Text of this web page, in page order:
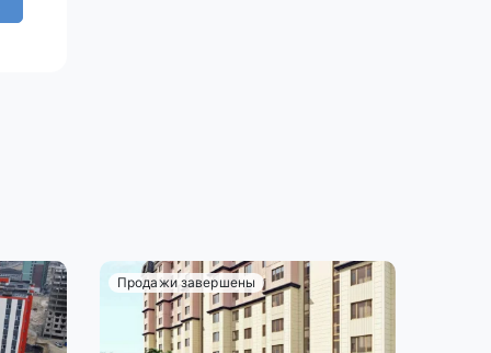
Продажи завершены